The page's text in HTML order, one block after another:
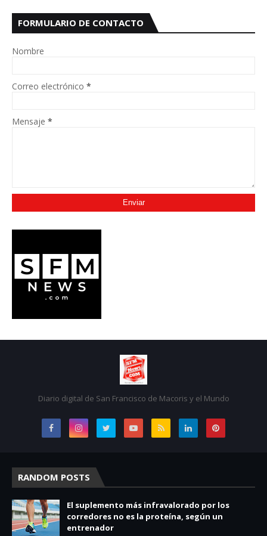
FORMULARIO DE CONTACTO
Nombre
Correo electrónico *
Mensaje *
Diario digital de San Francisco de Macoris y el Mundo
RANDOM POSTS
El suplemento más infravalorado por los
corredores no es la proteína, según un
entrenador